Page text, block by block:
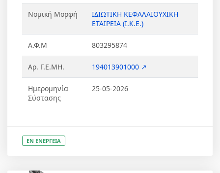
Νομική Μορφή
ΙΔΙΩΤΙΚΗ ΚΕΦΑΛΑΙΟΥΧΙΚΗ
ΕΤΑΙΡΕΙΑ (Ι.Κ.Ε.)
Α.Φ.Μ 803295874
Αρ. Γ.Ε.ΜΗ. 194013901000 ↗
Ημερομηνία
Σύστασης
25-05-2026
ΕΝ ΕΝΕΡΓΕΙΑ